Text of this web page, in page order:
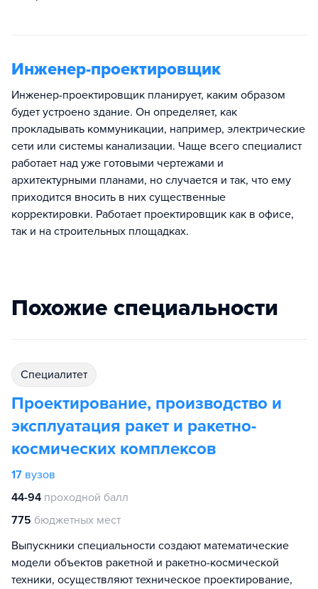
Инженер-проектировщик
Инженер-проектировщик планирует, каким образом
будет устроено здание. Он определяет, как
прокладывать коммуникации, например, электрические
сети или системы канализации. Чаще всего специалист
работает над уже готовыми чертежами и
архитектурными планами, но случается и так, что ему
приходится вносить в них существенные
корректировки. Работает проектировщик как в офисе,
так и на строительных площадках.
Похожие специальности
специалитет
Проектирование, производство и
эксплуатация ракет и ракетно-
космических комплексов
17 вузов
44-94 проходной балл
775 бюджетных мест
Выпускники специальности создают математические
модели объектов ракетной и ракетно-космической
техники, осуществляют техническое проектирование,